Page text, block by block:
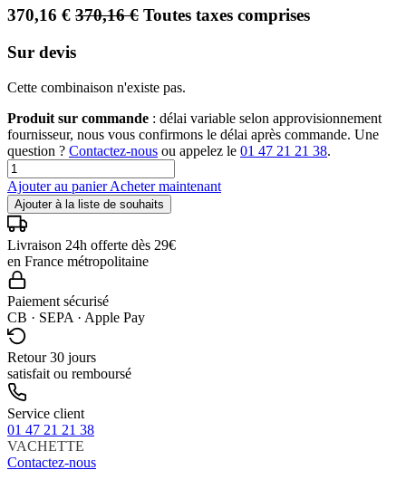
370,16 € 370,16€ Toutes taxes comprises
Sur devis
Cette combinaison n'existe pas.
Produit sur commande : délai variable selon approvisionnement
fournisseur, nous vous confirmons le délai après commande. Une
question ? Contactez-nous ou appelez le 01 47 21 21 38.
Ajouter au panierAcheter maintenant
Ajouter à la liste de souhaits
Livraison 24h offerte dès 29€
en France métropolitaine
Paiement sécurisé
CB · SEPA · Apple Pay
Retour 30 jours
satisfait ou remboursé
Service client
01 47 21 21 38
VACHETTE
Contactez-nous